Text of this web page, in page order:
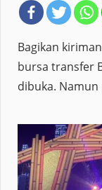
Bagikan kiriman
bursa transfer
dibuka.